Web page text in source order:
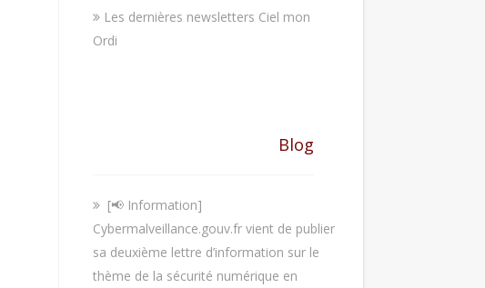
Les dernières newsletters Ciel mon
Ordi
Blog
[📢 Information]
Cybermalveillance.gouv.fr vient de publier
sa deuxième lettre d’information sur le
thème de la sécurité numérique en